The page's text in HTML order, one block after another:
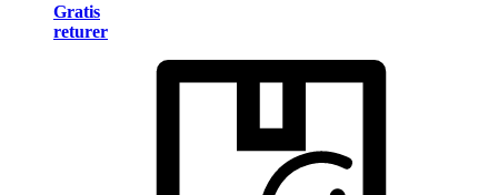
Gratis
returer